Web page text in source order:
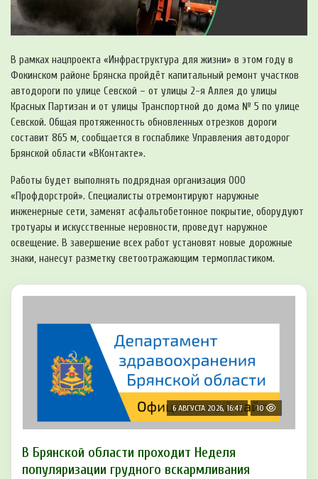
В рамках нацпроекта «Инфраструктура для жизни» в этом году в
Фокинском районе Брянска пройдёт капитальный ремонт участков
автодороги по улице Севской – от улицы 2-я Аллея до улицы
Красных Партизан и от улицы Транспортной до дома № 5 по улице
Севской. Общая протяженность обновленных отрезков дороги
составит 865 м, сообщается в госпаблике Управления автодорог
Брянской области «ВКонтакте».
Работы будет выполнять подрядная организация ООО
«Профдорстрой». Специалисты отремонтируют наружные
инженерные сети, заменят асфальтобетонное покрытие, оборудуют
тротуары и искусственные неровности, проведут наружное
освещение. В завершение всех работ установят новые дорожные
знаки, нанесут разметку светоотражающим термопластиком.
6 АВГУСТА 2026, 16:47 10
В Брянской области проходит Неделя
популяризации грудного вскармливания